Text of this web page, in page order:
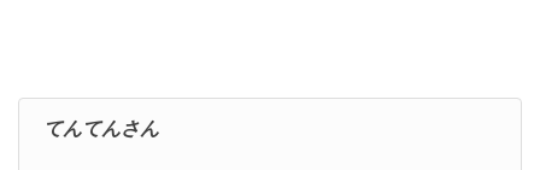
てんてんさん